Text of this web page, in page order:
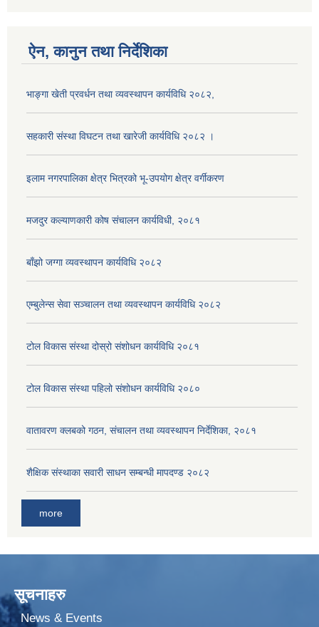
ऐन, कानुन तथा निर्देशिका
भाङ्गा खेती प्रवर्धन तथा व्यवस्थापन कार्यविधि २०८२,
सहकारी संस्था विघटन तथा खारेजी कार्यविधि २०८२ ।
इलाम नगरपालिका क्षेत्र भित्रको भू-उपयोग क्षेत्र वर्गीकरण
मजदुर कल्याणकारी कोष संचालन कार्यविधी, २०८१
बाँझो जग्गा व्यवस्थापन कार्यविधि २०८२
एम्बुलेन्स सेवा सञ्चालन तथा व्यवस्थापन कार्यविधि २०८२
टोल विकास संस्था दोस्रो संशोधन कार्यविधि २०८१
टोल विकास संस्था पहिलो संशोधन कार्यविधि २०८०
वातावरण क्लबको गठन, संचालन तथा व्यवस्थापन निर्देशिका, २०८१
शैक्षिक संस्थाका सवारी साधन सम्बन्धी मापदण्ड २०८२
more
सूचनाहरु
News & Events